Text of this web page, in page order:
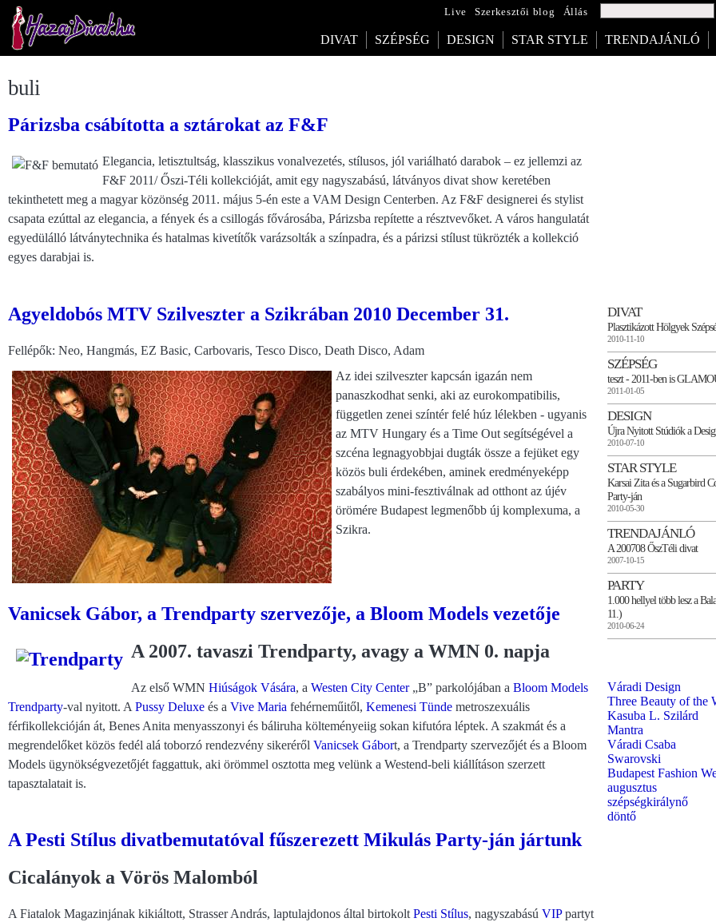
Live Szerkesztői blog Állás
DIVAT SZÉPSÉG DESIGN STAR STYLE TRENDAJÁNLÓ
buli
Párizsba csábította a sztárokat az F&F
Elegancia, letisztultság, klasszikus vonalvezetés, stílusos, jól variálható darabok – ez jellemzi az
F&F 2011/ Őszi-Téli kollekcióját, amit egy nagyszabású, látványos divat show keretében
tekinthetett meg a magyar közönség 2011. május 5-én este a VAM Design Centerben. Az F&F designerei és stylist
csapata ezúttal az elegancia, a fények és a csillogás fővárosába, Párizsba repítette a résztvevőket. A város hangulatát
egyedülálló látványtechnika és hatalmas kivetítők varázsolták a színpadra, és a párizsi stílust tükrözték a kollekció
egyes darabjai is.
Agyeldobós MTV Szilveszter a Szikrában 2010 December 31.
Fellépők: Neo, Hangmás, EZ Basic, Carbovaris, Tesco Disco, Death Disco, Adam
Az idei szilveszter kapcsán igazán nem
panaszkodhat senki, aki az eurokompatibilis,
független zenei színtér felé húz lélekben - ugyanis
az MTV Hungary és a Time Out segítségével a
szcéna legnagyobbjai dugták össze a fejüket egy
közös buli érdekében, aminek eredményeképp
szabályos mini-fesztiválnak ad otthont az újév
örömére Budapest legmenőbb új komplexuma, a
Szikra.
Vanicsek Gábor, a Trendparty szervezője, a Bloom Models vezetője
A 2007. tavaszi Trendparty, avagy a WMN 0. napja
Az első WMN Hiúságok Vására, a Westen City Center„B” parkolójában a Bloom Models
Trendparty-val nyitott. A Pussy Deluxe és a Vive Maria fehérneműitől, Kemenesi Tünde metroszexuális
férfikollekcióján át, Benes Anita menyasszonyi és báliruha költeményeiig sokan kifutóra léptek. A szakmát és a
megrendelőket közös fedél alá toborzó rendezvény sikeréről Vanicsek Gábort, a Trendparty szervezőjét és a Bloom
Models ügynökségvezetőjét faggattuk, aki örömmel osztotta meg velünk a Westend-beli kiállításon szerzett
tapasztalatait is.
A Pesti Stílus divatbemutatóval fűszerezett Mikulás Party-ján jártunk
Cicalányok a Vörös Malomból
A Fiatalok Magazinjának kikiáltott, Strasser András, laptulajdonos által birtokolt Pesti Stílus, nagyszabású VIPpartyt
DIVAT
Plasztikázott Hölgyek
2010-11-10
SZÉPSÉG
teszt - 2011-ben is
2011-01-05
DESIGN
Újra Nyitott Stúdiók a
2010-07-10
STAR STYLE
Karsai Zita és a Sugarbird
Party-ján
2010-05-30
TRENDAJÁNLÓ
A 200708 ŐszTéli divat
2007-10-15
PARTY
1.000 hellyel több lesz a
11.)
2010-06-24
Váradi Design
Three Beauty of the
Kasuba L. Szilárd
Mantra
Váradi Csaba
Swarovski
Budapest Fashion
augusztus
szépségkirálynő
döntő